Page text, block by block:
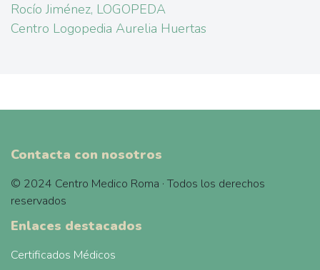
Rocío Jiménez, LOGOPEDA
Centro Logopedia Aurelia Huertas
Contacta con nosotros
© 2024 Centro Medico Roma · Todos los derechos
reservados
Enlaces destacados
Certificados Médicos